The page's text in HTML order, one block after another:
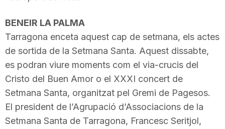
BENEIR LA PALMA
Tarragona enceta aquest cap de setmana, els actes
de sortida de la Setmana Santa. Aquest dissabte,
es podran viure moments com el via-crucis del
Cristo del Buen Amor o el XXXI concert de
Setmana Santa, organitzat pel Gremi de Pagesos.
El president de l’Agrupació d’Associacions de la
Setmana Santa de Tarragona, Francesc Seritjol,